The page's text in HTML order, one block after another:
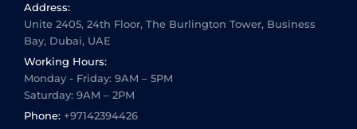
Address:
Unite 2405, 24th Floor, The Burlington Tower, Business
Bay, Dubai, UAE
Working Hours:
Monday - Friday: 9AM – 5PM
Saturday: 9AM – 2PM
Phone: +97142394426